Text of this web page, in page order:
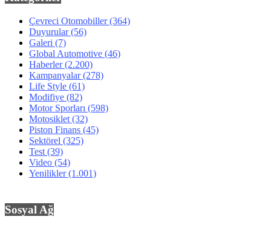
Çevreci Otomobiller(364)
Duyurular(56)
Galeri (7)
Global Automotive (46)
Haberler(2.200)
Kampanyalar(278)
Life Style (61)
Modifiye (82)
Motor Sporları (598)
Motosiklet (32)
Piston Finans (45)
Sektörel (325)
Test (39)
Video (54)
Yenilikler(1.001)
Sosyal Ağ